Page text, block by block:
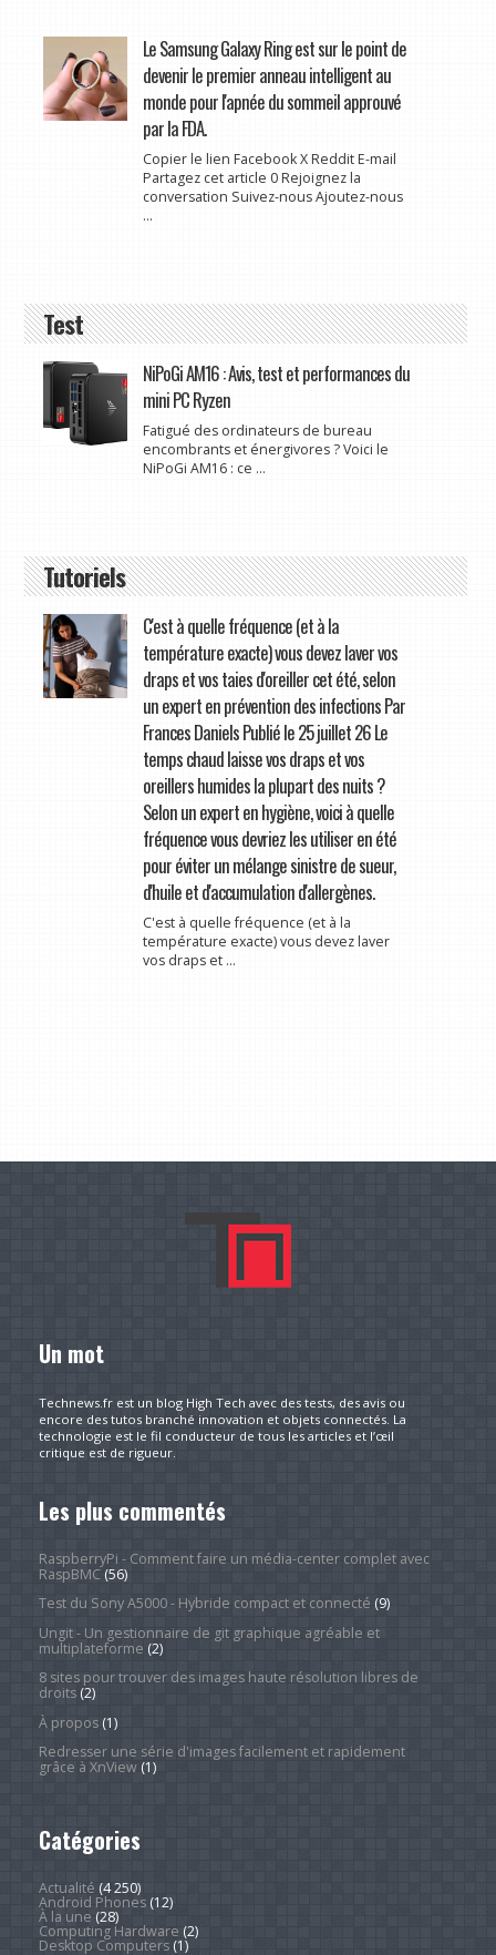
Le Samsung Galaxy Ring est sur le point de
devenir le premier anneau intelligent au
monde pour l'apnée du sommeil approuvé
par la FDA.
Copier le lien Facebook X Reddit E-mail
Partagez cet article 0 Rejoignez la
conversation Suivez-nous Ajoutez-nous
...
Test
NiPoGi AM16 : Avis, test et performances du
mini PC Ryzen
Fatigué des ordinateurs de bureau
encombrants et énergivores ? Voici le
NiPoGi AM16 : ce ...
Tutoriels
C'est à quelle fréquence (et à la
température exacte) vous devez laver vos
draps et vos taies d'oreiller cet été, selon
un expert en prévention des infections Par
Frances Daniels Publié le 25 juillet 26 Le
temps chaud laisse vos draps et vos
oreillers humides la plupart des nuits ?
Selon un expert en hygiène, voici à quelle
fréquence vous devriez les utiliser en été
pour éviter un mélange sinistre de sueur,
d'huile et d'accumulation d'allergènes.
C'est à quelle fréquence (et à la
température exacte) vous devez laver
vos draps et ...
Un mot
Technews.fr est un blog High Tech avec des tests, des avis ou
encore des tutos branché innovation et objets connectés. La
technologie est le fil conducteur de tous les articles et l’œil
critique est de rigueur.
Les plus commentés
RaspberryPi - Comment faire un média-center complet avec
RaspBMC(56)
Test du Sony A5000 - Hybride compact et connecté (9)
Ungit - Un gestionnaire de git graphique agréable et
multiplateforme (2)
8 sites pour trouver des images haute résolution libres de
droits(2)
À propos(1)
Redresser une série d'images facilement et rapidement
grâce à XnView(1)
Catégories
Actualité (4 250)
Android Phones(12)
À la une (28)
Computing Hardware (2)
Desktop Computers(1)